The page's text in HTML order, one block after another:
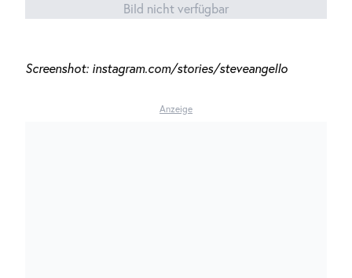
Bild nicht verfügbar
Screenshot: instagram.com/stories/steveangello
Anzeige